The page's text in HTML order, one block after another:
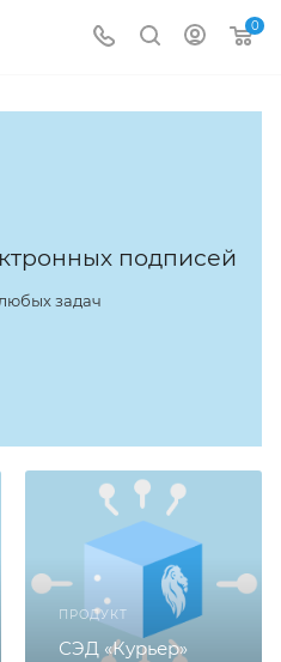
0
подписей
задач
ПРОДУКТ
СЭД «Курьер»